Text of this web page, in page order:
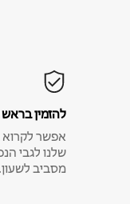
להזמין
אפשר לקרוא
שלנו לגבי
מסביב לשעון.